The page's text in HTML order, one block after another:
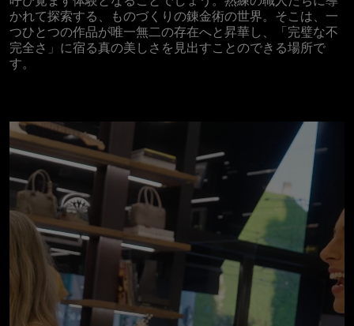
かれて探索する、ものづくりの錬金術の世界。そこは、一
つひとつの作品が唯一無二の存在へと昇華し、「完璧な不
完全さ」に宿る真の美しさを見出すことのできる場所で
す。